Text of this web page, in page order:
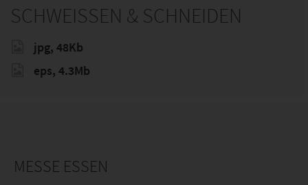
SCHWEISSEN & SCHNEIDEN
jpg, 48Kb
eps, 4.3Mb
MESSE ESSEN